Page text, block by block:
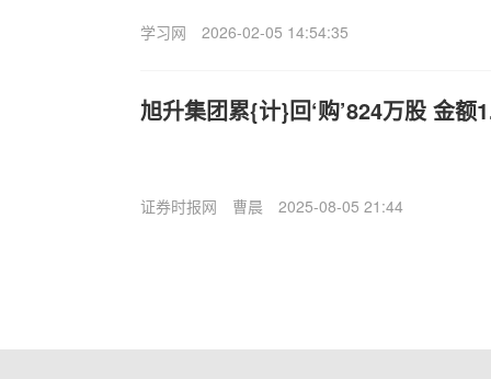
学习网 2026-02-05 14:54:35
旭升集团累{计}回‘购’824万股 金额
证券时报网 曹晨 2025-08-05 21:44